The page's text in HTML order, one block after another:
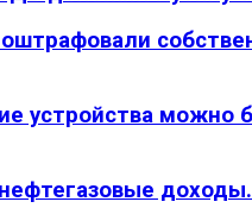
устройства можно